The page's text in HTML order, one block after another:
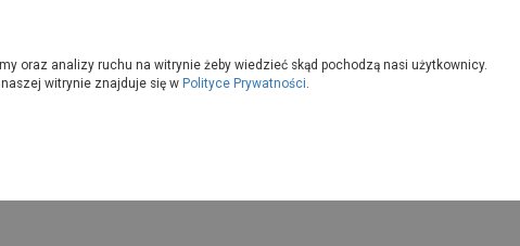
oraz analizy ruchu na witrynie żeby wiedzieć skąd pochodzą nasi użytkownicy.
witrynie znajduje się w Polityce Prywatności.